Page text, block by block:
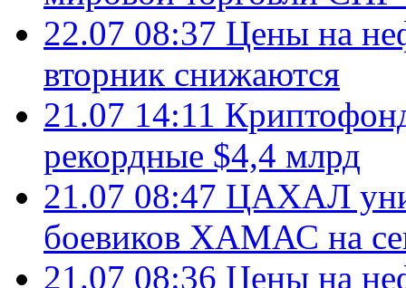
22.07 08:37 Цены на
вторник снижаются
21.07 14:11
рекордные $4,4 млрд
21.07 08:47 ЦАХАЛ
боевиков ХАМАС на
21.07 08:36 Цены на